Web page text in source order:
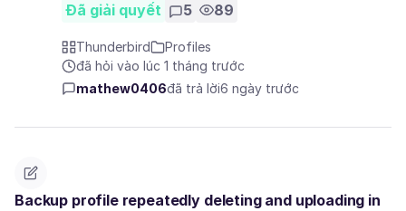
Đã giải quyết 5 89
Thunderbird
Profiles
đã hỏi vào lúc 1 tháng trước
mathew0406đã trả lời6 ngày trước
Backup profile repeatedly deleting and uploading in